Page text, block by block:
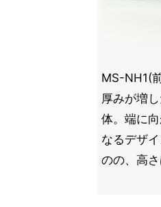
MS-NH1(
厚みが増
体。端に
なるデザ
のの、高